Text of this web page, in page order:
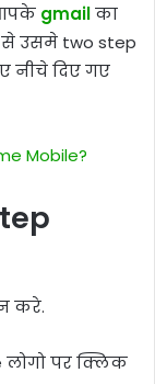
gmailका
से उसमे two step
नीचे दिए गए
Mobile?
करे.
लोगो पर क्लिक